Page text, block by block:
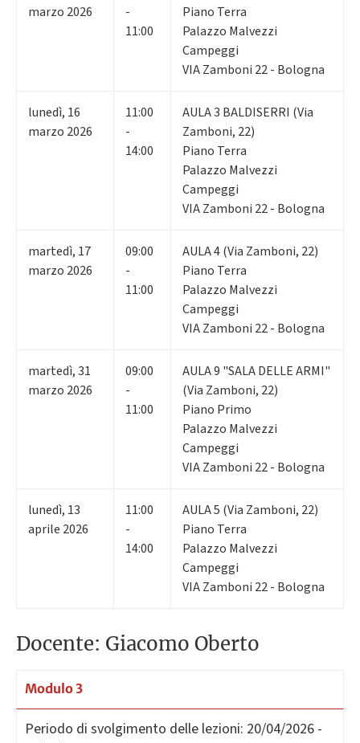
marzo 2026
-
11:00
Piano Terra
Palazzo Malvezzi
Campeggi
VIA Zamboni 22 - Bologna
lunedì, 16
marzo 2026
11:00
-
14:00
AULA 3 BALDISERRI (Via
Zamboni, 22)
Piano Terra
Palazzo Malvezzi
Campeggi
VIA Zamboni 22 - Bologna
martedì, 17
marzo 2026
09:00
-
11:00
AULA 4 (Via Zamboni, 22)
Piano Terra
Palazzo Malvezzi
Campeggi
VIA Zamboni 22 - Bologna
martedì,31
marzo 2026
09:00
-
11:00
AULA 9 "SALA DELLE ARMI"
(Via Zamboni, 22)
Piano Primo
Palazzo Malvezzi
Campeggi
VIA Zamboni 22 - Bologna
lunedì, 13
aprile 2026
11:00
-
14:00
AULA 5 (Via Zamboni, 22)
Piano Terra
Palazzo Malvezzi
Campeggi
VIA Zamboni 22 - Bologna
Docente: Giacomo Oberto
Modulo 3
Periodo di svolgimento delle lezioni: 20/04/2026 -